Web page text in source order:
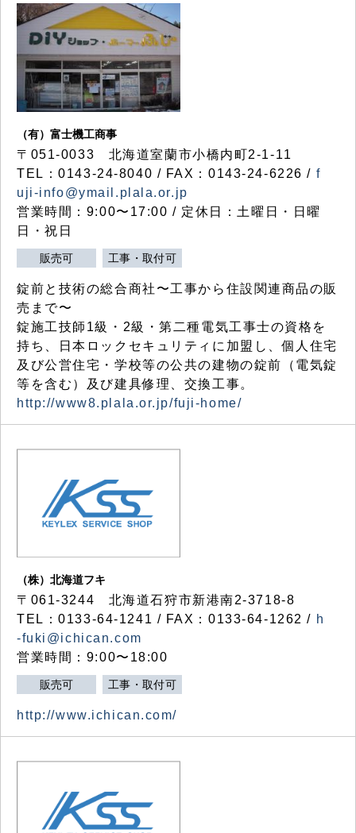
（有）富士機工商事
〒051-0033 北海道室蘭市小橋内町2-1-11
TEL：0143-24-8040 / FAX：0143-24-6226 / f
uji-info@ymail.plala.or.jp
営業時間：9:00〜17:00 / 定休日：土曜日・日曜
日・祝日
販売可 工事・取付可
錠前と技術の総合商社〜工事から住設関連商品の販
売まで〜
錠施工技師1級・2級・第二種電気工事士の資格を
持ち、日本ロックセキュリティに加盟し、個人住宅
及び公営住宅・学校等の公共の建物の錠前（電気錠
等を含む）及び建具修理、交換工事。
http://www8.plala.or.jp/fuji-home/
（株）北海道フキ
〒061-3244 北海道石狩市新港南2-3718-8
TEL：0133-64-1241 / FAX：0133-64-1262 / h
-fuki@ichican.com
営業時間：9:00〜18:00
販売可 工事・取付可
http://www.ichican.com/